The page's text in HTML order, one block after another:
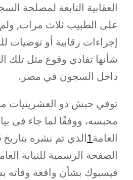
العقابية التابعة لمصلحة
على الطبيب ثلاث مرات,
إجراءات رقابية أو توصيات
شأنها تفادي وقوع مثل تلك
داخل السجون في مصر.
توفي حبش ذو العشرينيات
محبسه، ووفقًا لما جاء فى
العامة1
الصفحة الرسمية للنيابة
فيسبوك بشأن واقعة وفاته